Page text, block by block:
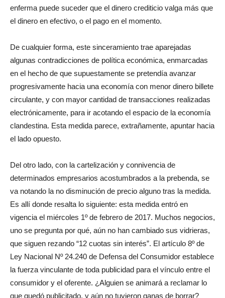
enferma puede suceder que el dinero crediticio valga más que
el dinero en efectivo, o el pago en el momento.
De cualquier forma, este sinceramiento trae aparejadas
algunas contradicciones de política económica, enmarcadas
en el hecho de que supuestamente se pretendía avanzar
progresivamente hacia una economía con menor dinero billete
circulante, y con mayor cantidad de transacciones realizadas
electrónicamente, para ir acotando el espacio de la economía
clandestina. Esta medida parece, extrañamente, apuntar hacia
el lado opuesto.
Del otro lado, con la cartelización y connivencia de
determinados empresarios acostumbrados a la prebenda, se
va notando la no disminución de precio alguno tras la medida.
Es allí donde resalta lo siguiente: esta medida entró en
vigencia el miércoles 1º de febrero de 2017. Muchos negocios,
uno se pregunta por qué, aún no han cambiado sus vidrieras,
que siguen rezando “12 cuotas sin interés”. El artículo 8º de
Ley Nacional Nº 24.240 de Defensa del Consumidor establece
la fuerza vinculante de toda publicidad para el vínculo entre el
consumidor y el oferente. ¿Alguien se animará a reclamar lo
que quedó publicitado, y aún no tuvieron ganas de borrar?